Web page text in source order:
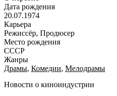
Дата рождения
20.07.1974
Карьера
Режиссёр, Продюсер
Место рождения
СССР
Жанры
Драмы, Комедии, Мелодрамы
Новости о киноиндустрии